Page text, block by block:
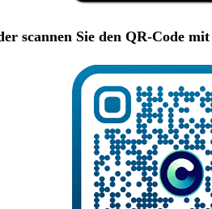
scannen Sie den QR-Code